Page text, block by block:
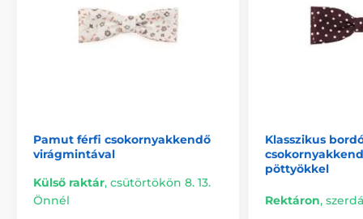
Pamut férfi csokornyakkendő
virágmintával
Külső raktár, csütörtökön 8. 13.
Önnél
Klasszikus
pöttyökkel
Rektáron,